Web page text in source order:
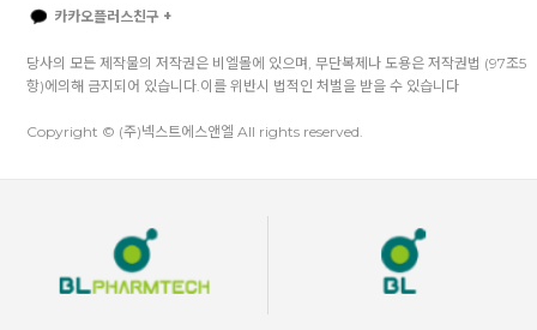
카카오플러스친구 +
당사의 모든 제작물의 저작권은 비엘몰에 있으며, 무단복제나 도용은 저작권법 (97조5
항)에의해 금지되어 있습니다.이를 위반시 법적인 처벌을 받을 수 있습니다
Copyright © (주)넥스트에스앤엘 All rights reserved.